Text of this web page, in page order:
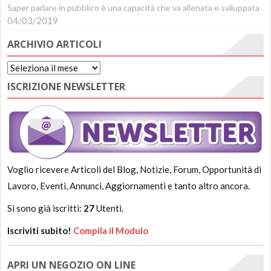
Saper parlare in pubblico è una capacità che va allenata e sviluppata
04/03/2019
ARCHIVIO ARTICOLI
Archivio
Articoli
ISCRIZIONE NEWSLETTER
Voglio ricevere Articoli del Blog, Notizie, Forum, Opportunità di
Lavoro, Eventi, Annunci, Aggiornamenti e tanto altro ancora.
Si sono già iscritti: 27Utenti.
Iscriviti subito! Compila il Modulo
APRI UN NEGOZIO ON LINE